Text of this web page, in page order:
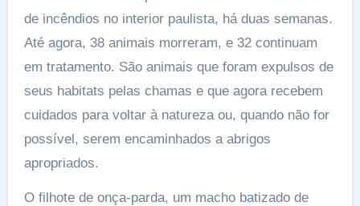
de incêndios no interior paulista, há duas semanas.
Até agora, 38 animais morreram, e 32 continuam
em tratamento. São animais que foram expulsos de
seus habitats pelas chamas e que agora recebem
cuidados para voltar à natureza ou, quando não for
possível, serem encaminhados a abrigos
apropriados.
O filhote de onça-parda, um macho batizado de